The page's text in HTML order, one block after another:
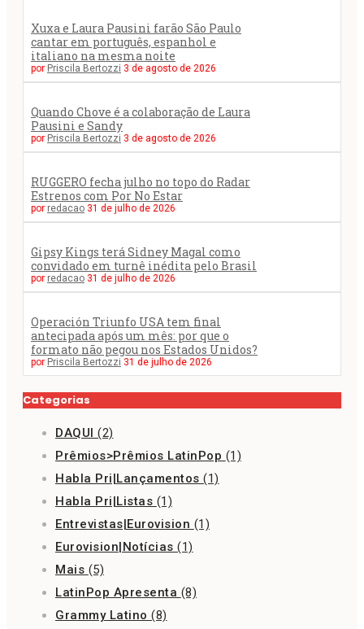
Xuxa e Laura Pausini farão São Paulo
cantar em português, espanhol e
italiano na mesma noite
por Priscila Bertozzi 3 de agosto de 2026
Quando Chove é a colaboração de Laura
Pausini e Sandy
por Priscila Bertozzi 3 de agosto de 2026
RUGGERO fecha julho no topo do Radar
Estrenos com Por No Estar
por redacao 31 de julho de 2026
Gipsy Kings terá Sidney Magal como
convidado em turnê inédita pelo Brasil
por redacao 31 de julho de 2026
Operación Triunfo USA tem final
antecipada após um mês: por que o
formato não pegou nos Estados Unidos?
por Priscila Bertozzi 31 de julho de 2026
Categorias
DAQUI (2)
Prêmios>Prêmios LatinPop (1)
Habla Pri|Lançamentos (1)
Habla Pri|Listas (1)
Entrevistas|Eurovision (1)
Eurovision|Notícias (1)
Mais (5)
LatinPop Apresenta (8)
Grammy Latino (8)